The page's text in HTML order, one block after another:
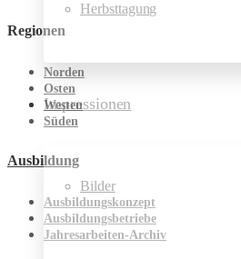
Herbsttagung
Impressionen
Bilder
Regionen
Norden
Osten
Westen
Süden
Ausbildung
Ausbildungskonzept
Ausbildungsbetriebe
Jahresarbeiten-Archiv